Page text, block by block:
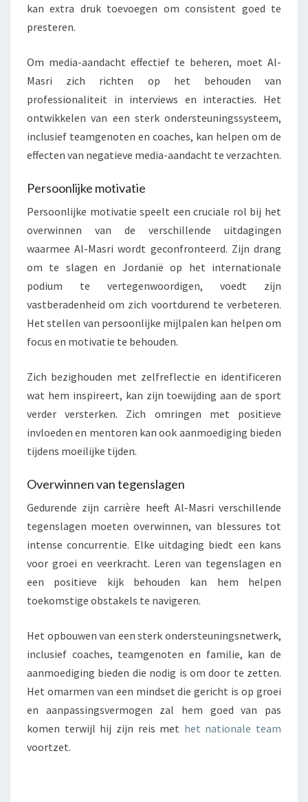
kan extra druk toevoegen om consistent goed te
presteren.
Om media-aandacht effectief te beheren, moet Al-
Masri zich richten op het behouden van
professionaliteit in interviews en interacties. Het
ontwikkelen van een sterk ondersteuningssysteem,
inclusief teamgenoten en coaches, kan helpen om de
effecten van negatieve media-aandacht te verzachten.
Persoonlijke motivatie
Persoonlijke motivatie speelt een cruciale rol bij het
overwinnen van de verschillende uitdagingen
waarmee Al-Masri wordt geconfronteerd. Zijn drang
om te slagen en Jordanië op het internationale
podium te vertegenwoordigen, voedt zijn
vastberadenheid om zich voortdurend te verbeteren.
Het stellen van persoonlijke mijlpalen kan helpen om
focus en motivatie te behouden.
Zich bezighouden met zelfreflectie en identificeren
wat hem inspireert, kan zijn toewijding aan de sport
verder versterken. Zich omringen met positieve
invloeden en mentoren kan ook aanmoediging bieden
tijdens moeilijke tijden.
Overwinnen van tegenslagen
Gedurende zijn carrière heeft Al-Masri verschillende
tegenslagen moeten overwinnen, van blessures tot
intense concurrentie. Elke uitdaging biedt een kans
voor groei en veerkracht. Leren van tegenslagen en
een positieve kijk behouden kan hem helpen
toekomstige obstakels te navigeren.
Het opbouwen van een sterk ondersteuningsnetwerk,
inclusief coaches, teamgenoten en familie, kan de
aanmoediging bieden die nodig is om door te zetten.
Het omarmen van een mindset die gericht is op groei
en aanpassingsvermogen zal hem goed van pas
komen terwijl hij zijn reis met het nationale team
voortzet.